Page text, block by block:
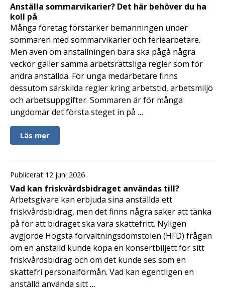
Anställa sommarvikarier? Det här behöver du ha
koll på
Många företag förstärker bemanningen under
sommaren med sommarvikarier och feriearbetare.
Men även om anställningen bara ska pågå några
veckor gäller samma arbetsrättsliga regler som för
andra anställda. För unga medarbetare finns
dessutom särskilda regler kring arbetstid, arbetsmiljö
och arbetsuppgifter. Sommaren är för många
ungdomar det första steget in på …
Läs mer
Publicerat 12 juni 2026
Vad kan friskvårdsbidraget användas till?
Arbetsgivare kan erbjuda sina anställda ett
friskvårdsbidrag, men det finns några saker att tänka
på för att bidraget ska vara skattefritt. Nyligen
avgjorde Högsta förvaltningsdomstolen (HFD) frågan
om en anställd kunde köpa en konsertbiljett för sitt
friskvårdsbidrag och om det kunde ses som en
skattefri personalförmån. Vad kan egentligen en
anställd använda sitt …